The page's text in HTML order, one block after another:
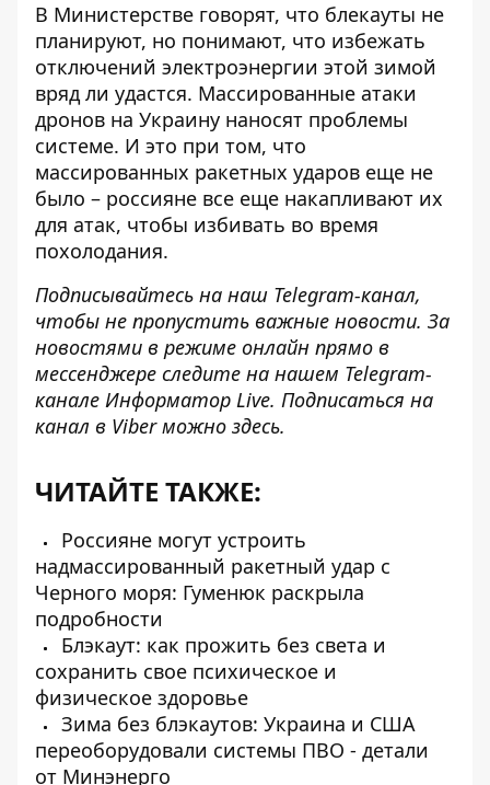
В Министерстве говорят, что блекауты не
планируют, но понимают, что избежать
отключений электроэнергии этой зимой
вряд ли удастся. Массированные атаки
дронов на Украину наносят проблемы
системе. И это при том, что
массированных ракетных ударов еще не
было – россияне все еще накапливают их
для атак, чтобы избивать во время
похолодания.
Подписывайтесь на наш Telegram-канал,
чтобы не пропустить важные новости. За
новостями в режиме онлайн прямо в
мессенджере следите на нашем Telegram-
канале Информатор Live. Подписаться на
канал в Viber можно здесь.
ЧИТАЙТЕ ТАКЖЕ:
Россияне могут устроить
надмассированный ракетный удар с
Черного моря: Гуменюк раскрыла
подробности
Блэкаут: как прожить без света и
сохранить свое психическое и
физическое здоровье
Зима без блэкаутов: Украина и США
переоборудовали системы ПВО - детали
от Минэнерго